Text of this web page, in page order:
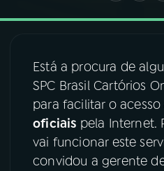
03PROGRAMAÇÃO
04PROGRAMAS
PODCASTS
06VIDEOCASTS
Está a procura de
SPC Brasil Cartórios
para facilitar o acesso
oficiais pela Internet.
vai funcionar este
convidou a gerente